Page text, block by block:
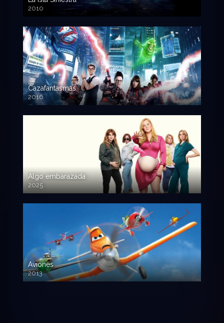
2010
720p HD
Cazafantasmas
2016
720p HD
Algo embarazada
2025
720p HD
Aviones
2013
720 HD